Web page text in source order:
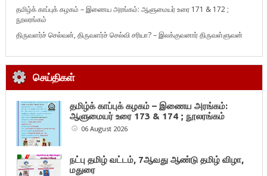
தமிழ்க் காப்புக் கழகம் – இணைய அரங்கம்: ஆளுமையர் உரை 171 & 172 ;
நூலரங்கம்
திருவளர்ச் செல்வன், திருவளர்ச் செல்வி சரியா? – இலக்குவனார் திருவள்ளுவன்
செய்திகள்
தமிழ்க் காப்புக் கழகம் – இணைய அரங்கம்:
ஆளுமையர் உரை 173 & 174 ; நூலரங்கம்
06 August 2026
நட்பு தமிழ் வட்டம், 7ஆவது ஆண்டு தமிழ் விழா,
மதுரை